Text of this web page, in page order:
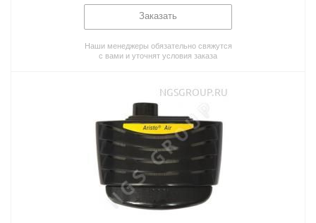
Заказать
Наши менеджеры обязательно свяжутся
с вами и уточнят условия заказа